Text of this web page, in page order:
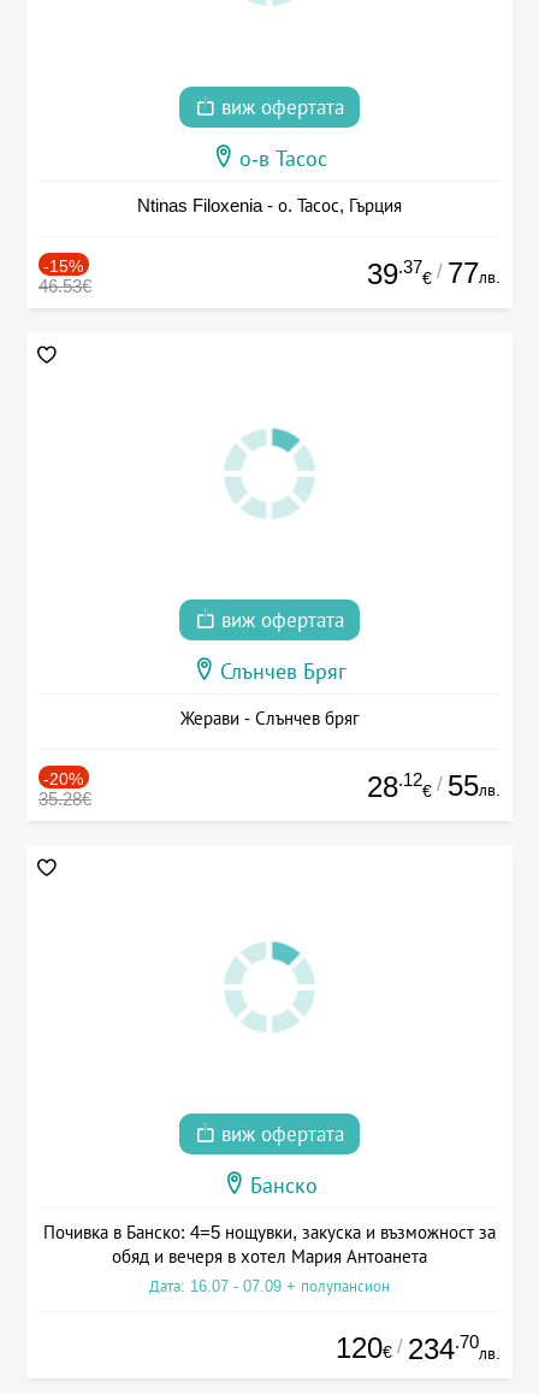
виж офертата
о-в Тасос
Ntinas Filoxenia - о. Тасос, Гърция
-15%
46.53€ 39.37
€ / 77лв.
виж офертата
Слънчев Бряг
Жерави - Слънчев бряг
-20%
35.28€ 28.12
€ / 55лв.
виж офертата
Банско
Почивка в Банско: 4=5 нощувки, закуска и възможност за
обяд и вечеря в хотел Мария Антоанета
Дата: 16.07 - 07.09 + полупансион
120€ / 234.70
лв.